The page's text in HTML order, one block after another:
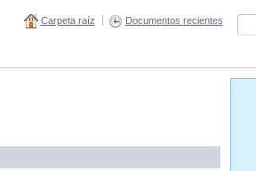
Carpeta raíz Documentos recientes